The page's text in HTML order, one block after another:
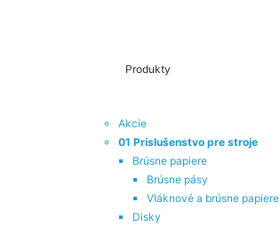
Produkty
Akcie
01 Príslušenstvo pre stroje
Brúsne papiere
Brúsne pásy
Vláknové a brúsne papiere
Disky